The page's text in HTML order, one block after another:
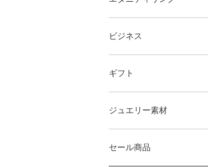
ビジネス
ギフト
ジュエリー素材
セール商品